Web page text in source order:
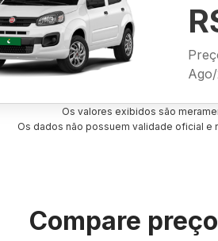
Os valores exibidos são
Os dados não possuem validade oficial
Compare